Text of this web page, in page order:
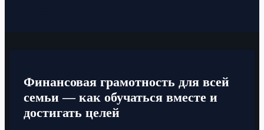
Финансовая грамотность для всей
семьи — как обучаться вместе и
достигать целей